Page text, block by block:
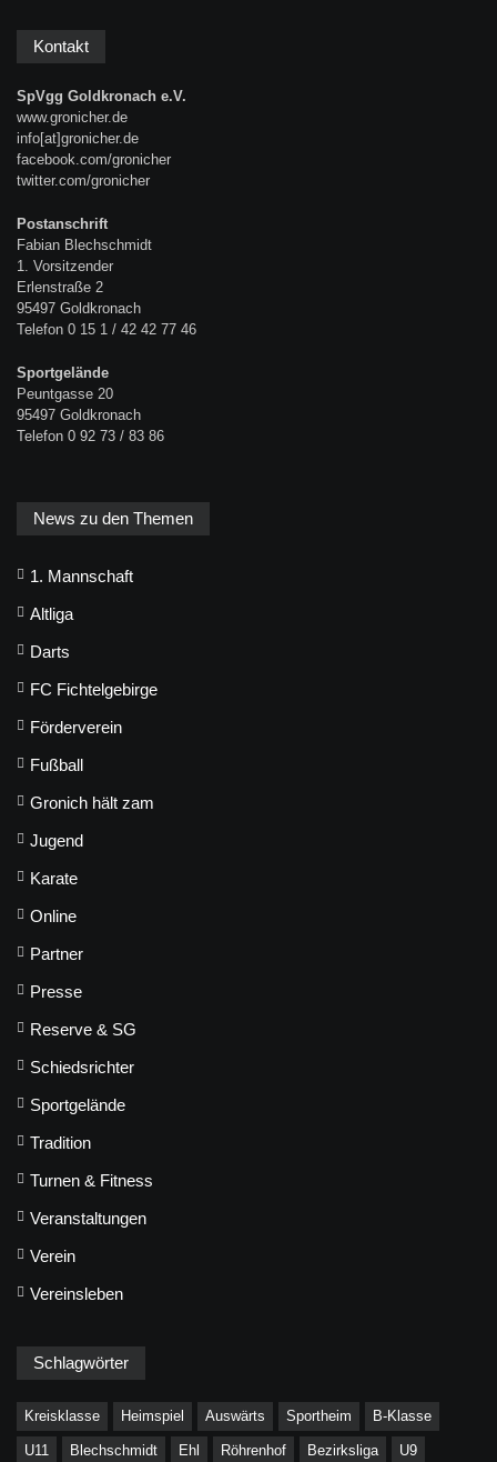
Kontakt
SpVgg Goldkronach e.V.
www.gronicher.de
info[at]gronicher.de
facebook.com/gronicher
twitter.com/gronicher
Postanschrift
Fabian Blechschmidt
1. Vorsitzender
Erlenstraße 2
95497 Goldkronach
Telefon 0 15 1 / 42 42 77 46
Sportgelände
Peuntgasse 20
95497 Goldkronach
Telefon 0 92 73 / 83 86
News zu den Themen
1. Mannschaft
Altliga
Darts
FC Fichtelgebirge
Förderverein
Fußball
Gronich hält zam
Jugend
Karate
Online
Partner
Presse
Reserve & SG
Schiedsrichter
Sportgelände
Tradition
Turnen & Fitness
Veranstaltungen
Verein
Vereinsleben
Schlagwörter
Kreisklasse Heimspiel Auswärts Sportheim B-Klasse
U11 Blechschmidt Ehl Röhrenhof Bezirksliga U9